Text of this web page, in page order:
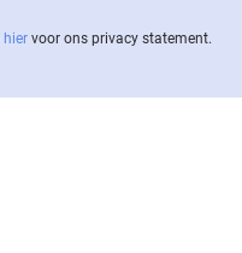
hier voor ons privacy statement.